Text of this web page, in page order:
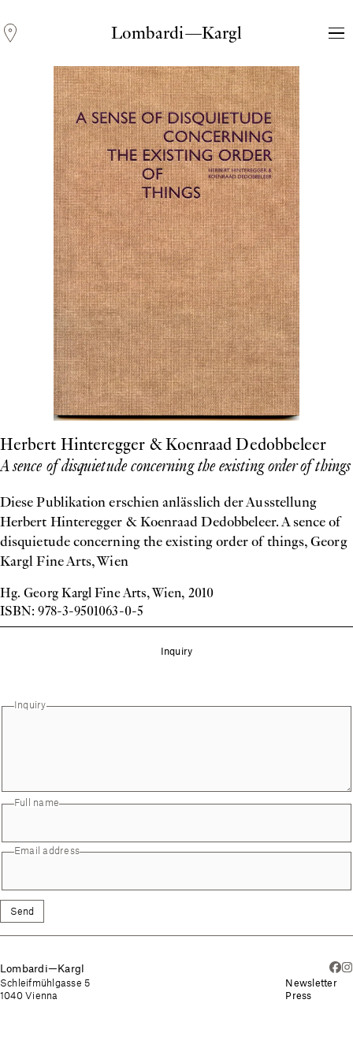
Lombardi—Kargl
Andreas Fogarasi
Three Light Sources
Herbert Hinteregger & Koenraad Dedobbeleer
A sence of disquietude concerning the existing order of things
Diese Publikation erschien anlässlich der Ausstellung
Herbert Hinteregger & Koenraad Dedobbeleer. A sence of
disquietude concerning the existing order of things, Georg
Kargl Fine Arts, Wien
Hg. Georg Kargl Fine Arts, Wien, 2010
ISBN: 978-3-9501063-0-5
Inquiry
Inquiry
Full name
Email address
Send
Lombardi—Kargl
Schleifmühlgasse 5
1040 Vienna
Newsletter
Press